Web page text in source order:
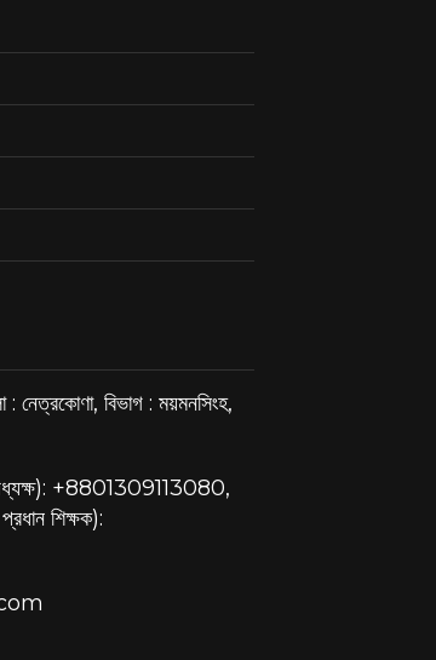
: নেত্রকোণা, বিভাগ : ময়মনসিংহ,
+8801309113080,
শিক্ষক):